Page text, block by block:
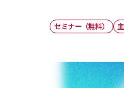
セミナー（無料）